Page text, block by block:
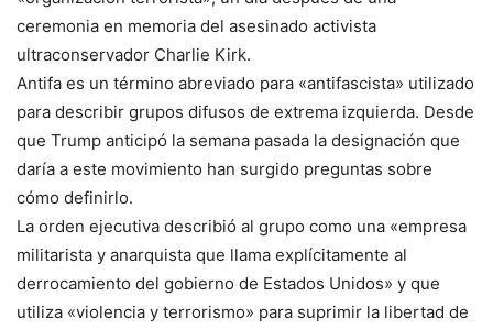
ceremonia en memoria del asesinado activista
ultraconservador Charlie Kirk.
Antifa es un término abreviado para «antifascista» utilizado
para describir grupos difusos de extrema izquierda. Desde
que Trump anticipó la semana pasada la designación que
daría a este movimiento han surgido preguntas sobre
cómo definirlo.
La orden ejecutiva describió al grupo como una «empresa
militarista y anarquista que llama explícitamente al
derrocamiento del gobierno de Estados Unidos» y que
utiliza «violencia y terrorismo» para suprimir la libertad de